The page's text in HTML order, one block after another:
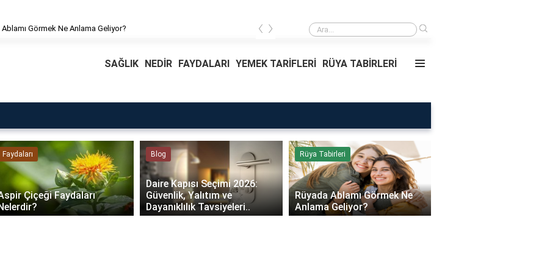
Görmek Ne Anlama Geliyor? Rüyada Ablamı Görmek Ne Anlama Geliyor?
‹ ›
SAĞLIK NEDİR FAYDALARI YEMEK TARİFLERİ RÜYA TABİRLERİ
Faydaları
Çiçeği Faydaları
Blog
Daire Kapısı Seçimi 2026:
Güvenlik, Yalıtım ve
Dayanıklılık Tavsiyeleri..
Rüya Tabirleri
Rüyada Ablamı Görmek Ne
Anlama Geliyor?